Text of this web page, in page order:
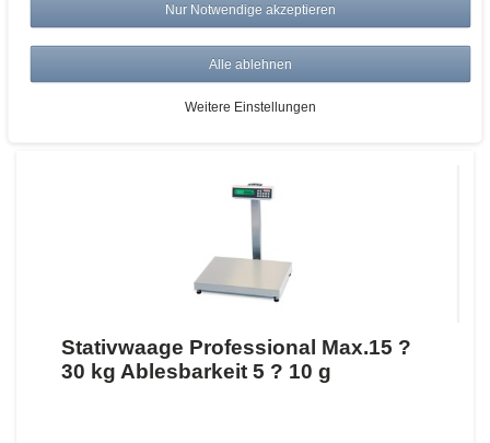
UVP 882,96 €849,00 €
*zzgl. ges. MwSt.zzgl.Versandkosten
Stativwaage Professional Max.15 ?
30 kg Ablesbarkeit 5 ? 10 g
Nur Notwendige akzeptieren
Alle ablehnen
Weitere Einstellungen